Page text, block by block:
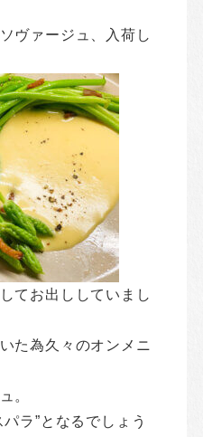
ヴァージュ、入荷し
てお出ししていまし
た為久々のオンメニ
。
ラ”となるでしょう